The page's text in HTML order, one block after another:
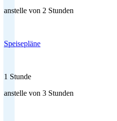
anstelle von 2 Stunden
Speisepläne
1 Stunde
anstelle von 3 Stunden